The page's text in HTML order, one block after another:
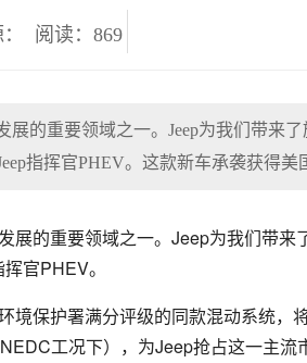
阅读：869
展的重要领域之一。Jeep为我们带来
指挥官PHEV。这款新车承袭获得
展的重要领域之一。Jeep为我们带
官PHEV。
境保护署满分评级的同款混动系统，
工况下），为Jeep抢占这一主